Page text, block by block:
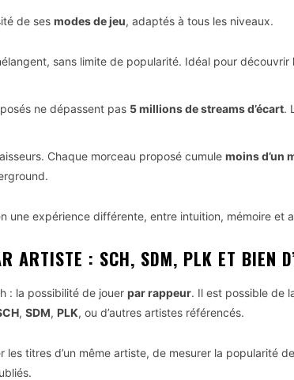
de ses modes de jeu, adaptés à tous les niveaux.
sans limite de popularité. Idéal pour découvrir
ne dépassent pas 5 millions de streams d’écart.
Chaque morceau proposé cumule moins d’un
une expérience différente, entre intuition, mémoire et
ARTISTE : SCH, SDM, PLK ET BIEN
: la possibilité de jouer par rappeur. Il est possible de
, SDM, PLK, ou d’autres artistes référencés.
les titres d’un même artiste, de mesurer la popularité